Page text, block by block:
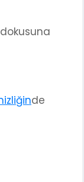
de